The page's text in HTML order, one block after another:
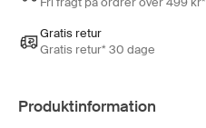
Gratis retur
Gratis retur* 30 dage
Produktinformation